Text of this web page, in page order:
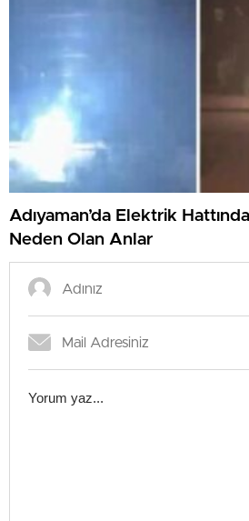
Adıyaman’da Elektrik
Neden Olan Anlar